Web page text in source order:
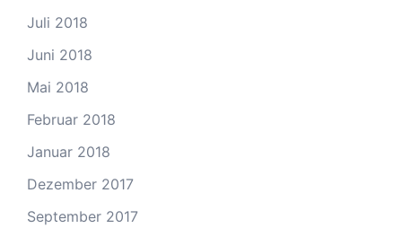
Juli 2018
Juni 2018
Mai 2018
Februar 2018
Januar 2018
Dezember 2017
September 2017